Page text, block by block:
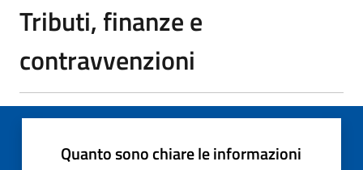
Tributi, finanze e
contravvenzioni
Quanto sono chiare le informazioni